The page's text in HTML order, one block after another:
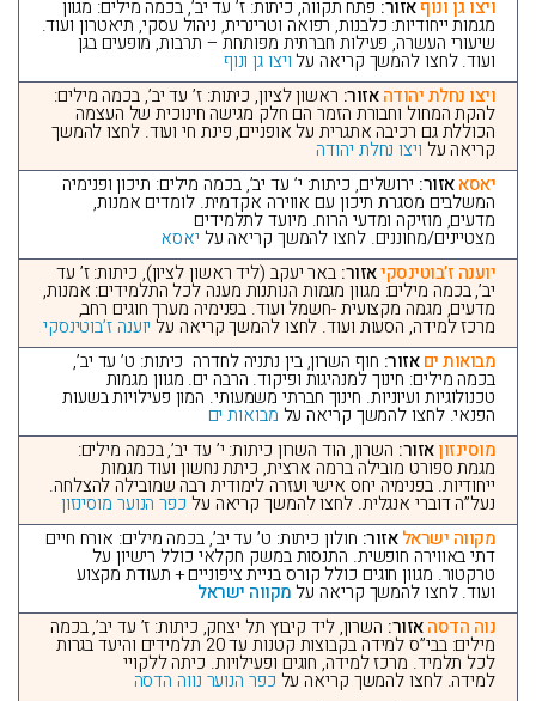
ויצו גן ונוףאזור: פתח תקווה, כיתות: ז’ עד יב’, בכמה מילים: מגוון
מגמות ייחודיות: כלבנות, רפואה וטרינרית, ניהול עסקי, תיאטרון ועוד.
שיעורי העשרה, פעילות חברתית מפותחת – תרבות, מופעים בגן
ועוד. לחצו להמשך קריאה עלויצו גן ונוף
ויצו נחלת יהודהאזור: ראשון לציון, כיתות: ז’ עד יב’, בכמה מילים:
להקת המחול וחבורת הזמר הם חלק מגישה חינוכית של העצמה
הכוללת גם רכיבה אתגרית על אופניים, פינת חי ועוד. לחצו להמשך
קריאה על ויצו נחלת יהודה
יאסאאזור: ירושלים, כיתות: י’ עד יב’, בכמה מילים: תיכון ופנימיה
המשלבים מסגרת תיכון עם אווירה אקדמית. לומדים אמנות,
מדעים, מוזיקה ומדעי הרוח. מיועד לתלמידים
מצטיינים/מחוננים. לחצו להמשך קריאה על יאסא
יוענה ז’בוטינסקיאזור: באר יעקב (ליד ראשון לציון), כיתות: ז’ עד
יב’, בכמה מילים: מגוון מגמות הנותנות מענה לכל התלמידים: אמנות,
מדעים, מגמה מקצועית -חשמל ועוד. בפנימיה מערך חוגים רחב,
מרכז למידה, הסעות ועוד. לחצו להמשך קריאה על יוענה ז’בוטינסקי
מבואות יםאזור: חוף השרון, בין נתניה לחדרה כיתות: ט’ עד יב’,
בכמה מילים: חינוך למנהיגות ופיקוד. הרבה ים. מגוון מגמות
טכנולוגיות ועיוניות. חינוך חברתי משמעותי. המון פעילויות בשעות
הפנאי. לחצו להמשך קריאה על מבואות ים
מוסינזוןאזור: השרון, הוד השרון כיתות: י’ עד יב’, בכמה מילים:
מגמת ספורט מובילה ברמה ארצית, כיתת נחשון ועוד מגמות
ייחודיות. בפנימיה יחס אישי ועזרה לימודית רבה שמובילה להצלחה.
נעל”ה דוברי אנגלית. לחצו להמשך קריאה על כפר הנוער מוסינזון
מקווה ישראלאזור: חולון כיתות: ט’ עד יב’, בכמה מילים: אורח חיים
דתי באווירה חופשית. התנסות במשק חקלאי כולל רישיון על
טרקטור. מגוון חוגים כולל קורס בניית ציפוניים + תעודת מקצוע
ועוד. לחצו להמשך קריאה עלמקווה ישראל
נוה הדסהאזור: השרון, ליד קיבוץ תל יצחק, כיתות: ז’ עד יב’, בכמה
מילים: בבי”ס למידה בקבוצות קטנות עד 20 תלמידים והיעד בגרות
לכל תלמיד. מרכז למידה, חוגים ופעילויות. כיתה ללקויי
למידה. לחצו להמשך קריאה על כפר הנוער נווה הדסה